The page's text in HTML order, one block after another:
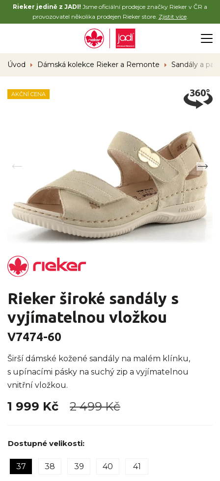
Rieker jedině z JADI! Jsme oficiální prodejce značky Rieker v ČR a
provozovatel několika prodejen Rieker store. Zjistit více.
Úvod Dámská kolekce Rieker a Remonte Sandály a
AKČNÍ CENA
Rieker široké sandály s
vyjímatelnou vložkou
V7474-60
Širší dámské kožené sandály na malém klínku,
s upínacími pásky na suchý zip a vyjímatelnou
vnitřní vložkou.
1 999 Kč 2 499 Kč
Dostupné velikosti:
37 38 39 40 41